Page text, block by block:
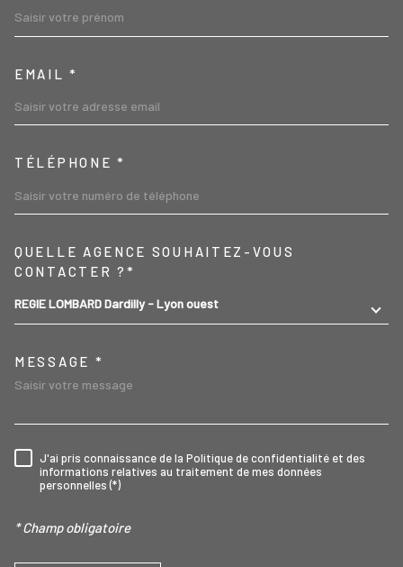
EMAIL *
TÉLÉPHONE *
QUELLE AGENCE SOUHAITEZ-VOUS
CONTACTER ?*
REGIE LOMBARD Dardilly - Lyon ouest
MESSAGE *
RÈGLEMENTATION
J'ai pris connaissance de la Politique de confidentialité et des
informations relatives au traitement de mes données
personnelles (*)
* Champ obligatoire